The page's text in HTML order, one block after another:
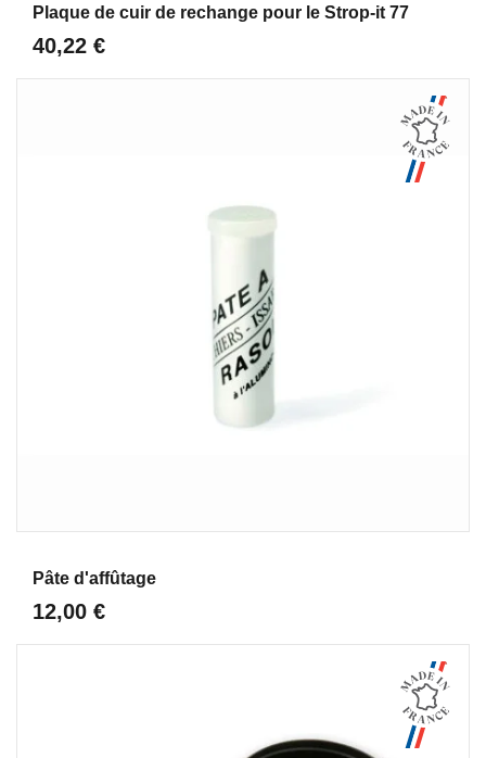
Plaque de cuir de rechange pour le Strop-it 77
40,22 €
Pâte d'affûtage
12,00 €